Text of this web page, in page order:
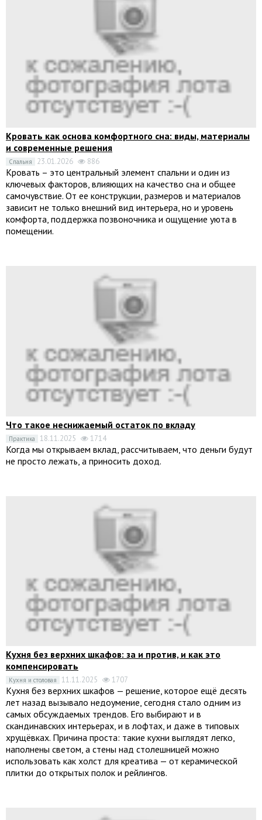
Кровать как основа комфортного сна: виды, материалы
и современные решения
Спальня 23.01.2026 886
Кровать – это центральный элемент спальни и один из
ключевых факторов, влияющих на качество сна и общее
самочувствие. От ее конструкции, размеров и материалов
зависит не только внешний вид интерьера, но и уровень
комфорта, поддержка позвоночника и ощущение уюта в
помещении.
Что такое неснижаемый остаток по вкладу
Практика 18.11.2025 1714
Когда мы открываем вклад, рассчитываем, что деньги будут
не просто лежать, а приносить доход.
Кухня без верхних шкафов: за и против, и как это
компенсировать
Кухня и столовая 11.11.2025 1707
Кухня без верхних шкафов — решение, которое ещё десять
лет назад вызывало недоумение, сегодня стало одним из
самых обсуждаемых трендов. Его выбирают и в
скандинавских интерьерах, и в лофтах, и даже в типовых
хрущёвках. Причина проста: такие кухни выглядят легко,
наполнены светом, а стены над столешницей можно
использовать как холст для креатива — от керамической
плитки до открытых полок и рейлингов.